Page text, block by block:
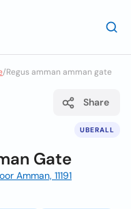
/Regus amman amman gate
UBERALL
Share
Gate
Amman, 11191